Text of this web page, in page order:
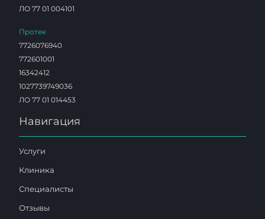
ЛО 77 01 004101
Протек
7726076940
772601001
16342412
1027739749036
ЛО 77 01 014453
Навигация
Услуги
Клиника
Специалисты
Отзывы